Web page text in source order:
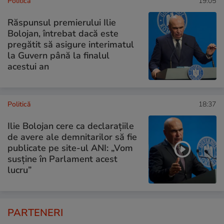
Răspunsul premierului Ilie
Bolojan, întrebat dacă este
pregătit să asigure interimatul
la Guvern până la finalul
acestui an
Politică 18:37
Ilie Bolojan cere ca declarațiile
de avere ale demnitarilor să fie
publicate pe site-ul ANI: „Vom
susține în Parlament acest
lucru”
PARTENERI